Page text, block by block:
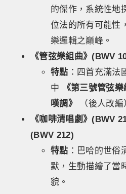
的傑作，系統性地
位法的所有可能性
樂邏輯之巔峰。
《管弦樂組曲》(BWV
特點 ：四首充滿法
中
《第三號管弦樂
嘆調》
（後人改編
《咖啡清唱劇》(BWV
(BWV 212)
特點 ：巴哈的世俗
默，生動描繪了當
貌。